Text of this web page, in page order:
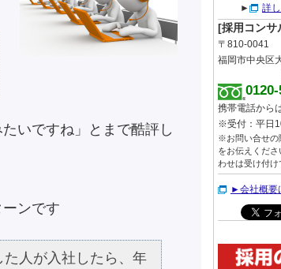
いですね」とまで酷評し
ンです
た人が入社したら、年
►
詳
[採用コンサ
〒810-0041
福岡市中央区
携帯電話から
※受付：平日
※お問い合せの
をお伝えくだ
わせは受け付け
►会社概要